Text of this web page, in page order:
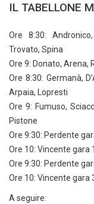
IL TABELLONE
Ore 8:30:
Trovato, Spina
Ore 9: Donato, Arena,
Ore 8:30: Germanà,
Arpaia, Lopresti
Ore 9: Fumuso,
Pistone
Ore 9:30: Perdente
Ore 10: Vincente gara
Ore 9:30: Perdente
Ore 10: Vincente gara
A seguire: